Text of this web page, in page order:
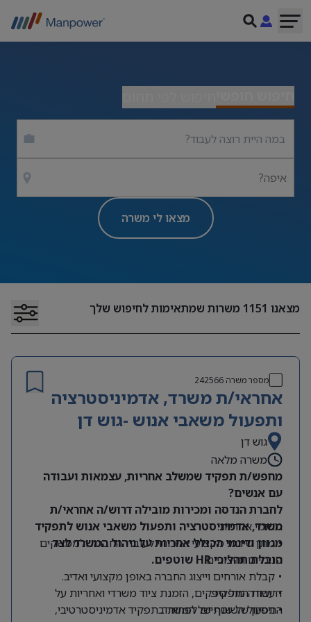
איפה?
מצאו לי משרה
מצאנו 1151 משרות שמתאימות לחיפוש שלך
מספר משרה242566
אחראי/ת משרד, אדמיניסטרציה
ותפעול משאבי אנוש -גוש דן
גוש דן
משרה מלאה
מחפש/ת תפקיד שמשלב אחריות, עצמאות ועבודה
עם אנשים?
לחברת הנדסה ומכירות מובילה דרוש/ה אחראי/ת
משרד, אדמיניסטרציה ותפעול משאבי אנוש לתפקיד
מגוון ודינמי הכולל אחריות על ניהול המשרד לצד
הובלת תהליכי HR שוטפים.
תחומי אחריות:
• מתן שירות מקצועי ואיכותי לעובדי החברה ולממשקים
פנימיים וחיצוניים.
• קבלת אורחים וייצוג החברה באופן מקצועי ואדיב.
• עבודה מול ספקים, הזמנת ציוד משרדי ואחריות על
התפעול השוטף של המשרד.
דרישות התפקיד:
• ניסיון של שנתיים לפחות בתפקיד אדמיניסטרטיבי,